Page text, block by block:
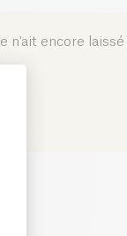
n'ait encore